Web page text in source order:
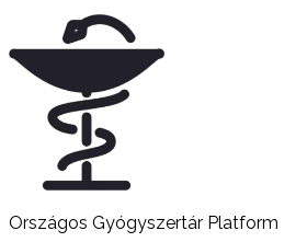
Országos Gyógyszertár Platform